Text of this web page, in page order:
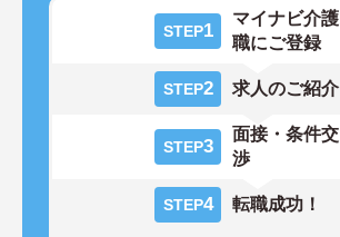
STEP1
マイナビ介護
職にご登録
STEP2 求人のご紹介
STEP3
面接・条件交
渉
STEP4 転職成功！